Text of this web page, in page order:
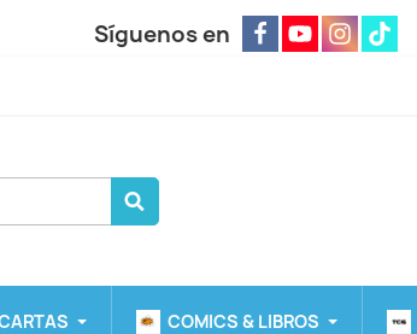
Síguenos en
COMICS & LIBROS